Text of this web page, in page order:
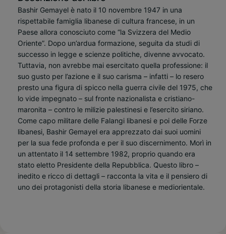
Bashir Gemayel è nato il 10 novembre 1947 in una
rispettabile famiglia libanese di cultura francese, in un
Paese allora conosciuto come “la Svizzera del Medio
Oriente”. Dopo un’ardua formazione, seguita da studi di
successo in legge e scienze politiche, divenne avvocato.
Tuttavia, non avrebbe mai esercitato quella professione: il
suo gusto per l’azione e il suo carisma – infatti – lo resero
presto una figura di spicco nella guerra civile del 1975, che
lo vide impegnato – sul fronte nazionalista e cristiano-
maronita – contro le milizie palestinesi e l’esercito siriano.
Come capo militare delle Falangi libanesi e poi delle Forze
libanesi, Bashir Gemayel era apprezzato dai suoi uomini
per la sua fede profonda e per il suo discernimento. Morì in
un attentato il 14 settembre 1982, proprio quando era
stato eletto Presidente della Repubblica. Questo libro –
inedito e ricco di dettagli – racconta la vita e il pensiero di
uno dei protagonisti della storia libanese e mediorientale.